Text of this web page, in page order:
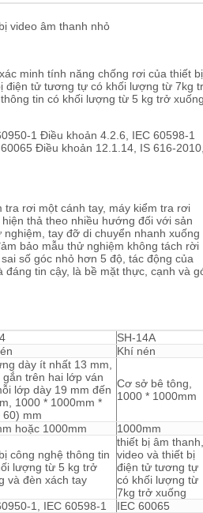
video âm thanh nhỏ
minh tính năng chống rơi của thiết bị
điện tử tương tự có khối lượng từ 7kg
tin có khối lượng từ 5 kg trở
1 Điều khoản 4.2.6, IEC 60598-1
Điều khoản 12.1.14, IS 616-
tra rơi một cánh tay, máy kiểm tra rơi
thả theo nhiều hướng đối với sản
tay đỡ di chuyển nhanh xuống
bảo mẫu thử nghiệm không tách rời
số góc nhỏ hơn 5 độ, tác động của
đáng tin cậy, là bề mặt thực, cạnh và
SH-14A
Khí nén
dày ít nhất 13 mm,
trên hai lớp ván
lớp dày 19 mm đến
1000 * 1000mm *
60) mm
Cơ sở bê tông,
1000 * 1000mm
hoặc 1000mm 1000mm
công nghệ thông tin
lượng từ 5 kg trở
và đèn xách tay
thiết bị âm thanh,
video và thiết bị
điện tử tương tự
có khối lượng từ
7kg trở xuống
1, IEC 60598-1 IEC 60065